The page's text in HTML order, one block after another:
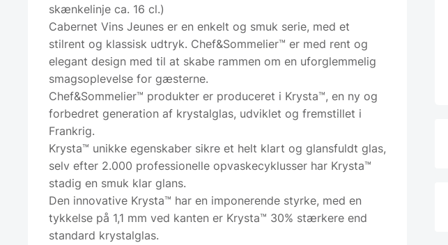
skænkelinje ca. 16 cl.)
Cabernet Vins Jeunes er en enkelt og smuk serie, med et
stilrent og klassisk udtryk. Chef&Sommelier™ er med rent og
elegant design med til at skabe rammen om en uforglemmelig
smagsoplevelse for gæsterne.
Chef&Sommelier™ produkter er produceret i Krysta™, en ny og
forbedret generation af krystalglas, udviklet og fremstillet i
Frankrig.
Krysta™ unikke egenskaber sikre et helt klart og glansfuldt glas,
selv efter 2.000 professionelle opvaskecyklusser har Krysta™
stadig en smuk klar glans.
Den innovative Krysta™ har en imponerende styrke, med en
tykkelse på 1,1 mm ved kanten er Krysta™ 30% stærkere end
standard krystalglas.